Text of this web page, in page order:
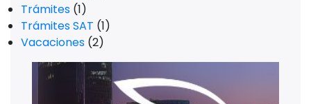
Trámites (1)
Trámites SAT (1)
Vacaciones (2)